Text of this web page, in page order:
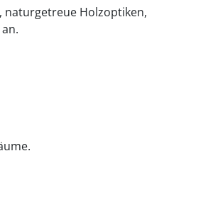
naturgetreue Holzoptiken,